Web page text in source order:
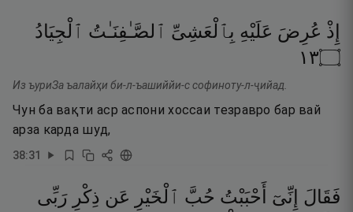
إِذْ عُرِضَ عَلَيْهِ بِٱلْعَشِىِّ ٱلصَّـٰفِنَـٰتُ ٱلْجِيَادُ
۝٣١
Из ъуриЗа ъалайҳи би-л-ъашиййи-с софиноту-л-ҷийад.
Чун ба вақти аср аспони хоссаи тезравро бар вай
арза карда шуд,
38:31
فَقَالَ إِنِّىٓ أَحْبَبْتُ حُبَّ ٱلْخَيْرِ عَن ذِكْرِ رَبِّى